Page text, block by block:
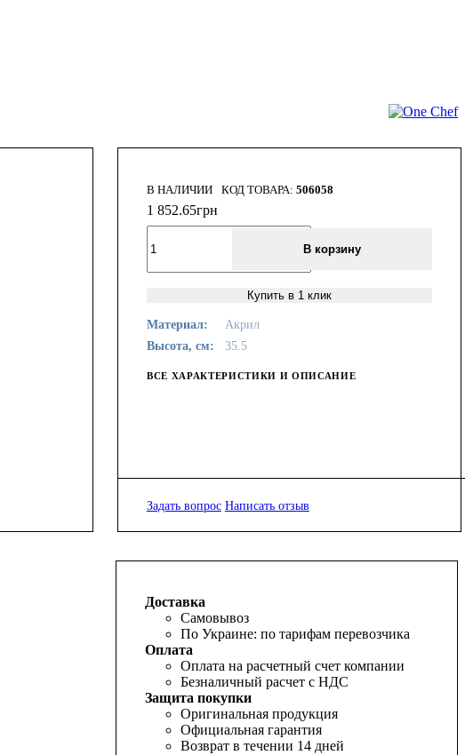
В НАЛИЧИИ 506058
1 852.65грн
В корзину
Купить в 1 клик
Материал:
Акрил
Высота, см:
35.5
ВСЕ ХАРАКТЕРИСТИКИ И ОПИСАНИЕ
Задать вопрос Написать отзыв
Доставка
Самовывоз
По Украине: по тарифам перевозчика
Оплата
Оплата на расчетный счет компании
Безналичный расчет с НДС
Защита покупки
Оригинальная продукция
Официальная гарантия
Возврат в течении 14 дней